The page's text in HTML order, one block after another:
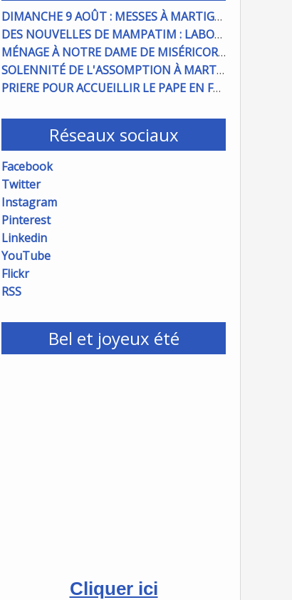
DIMANCHE 9 AOÛT : MESSES À MARTIGUES ET PORT DE BOUC
DES NOUVELLES DE MAMPATIM : LABOUR DU CHAMP PAROISSIAL
MÉNAGE À NOTRE DAME DE MISÉRICORDE : ON COMPTE SUR VOUS !
SOLENNITÉ DE L'ASSOMPTION À MARTIGUES ET PORT DE BOUC
PRIERE POUR ACCUEILLIR LE PAPE EN FRANCE
Réseaux sociaux
Facebook
Twitter
Instagram
Pinterest
Linkedin
YouTube
Flickr
RSS
Bel et joyeux été
Cliquer ici